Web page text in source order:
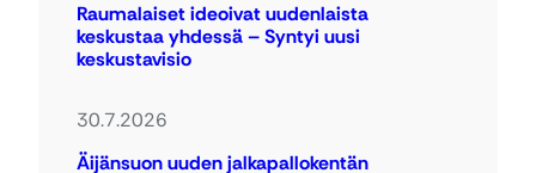
Raumalaiset ideoivat uudenlaista
keskustaa yhdessä – Syntyi uusi
keskustavisio
30.7.2026
Äijänsuon uuden jalkapallokentän